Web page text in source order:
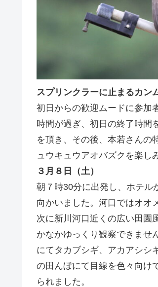
スプリンクラーに止まるカン
初日からの歓迎ムードに参加
時間が過ぎ、初日の終了時間
を頂き、その後、本若さんの
ュウキュウアオバズクを楽し
３月８日（土）
朝７時30分に出発し、ホテル
向かいました。河口ではオオ
次に新川河口近くの広い田園
かなかゆっくり観察できませ
にてタカブシギ、アカアシシ
の田んぼにて目線を色々向け
られました。